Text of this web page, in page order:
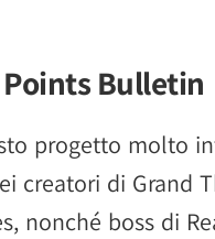
Points Bulletin
progetto molto
creatori di Grand
nonché boss di